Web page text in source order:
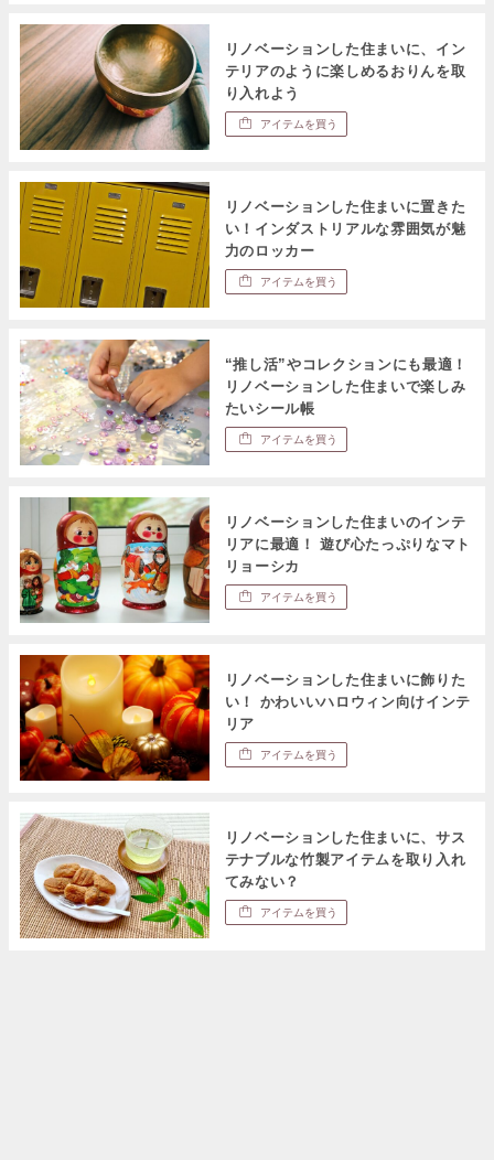
リノベーションした住まいに、イン
テリアのように楽しめるおりんを取
り入れよう
アイテムを買う
リノベーションした住まいに置きた
い！インダストリアルな雰囲気が魅
力のロッカー
アイテムを買う
“推し活”やコレクションにも最適！
リノベーションした住まいで楽しみ
たいシール帳
アイテムを買う
リノベーションした住まいのインテ
リアに最適！ 遊び心たっぷりなマト
リョーシカ
アイテムを買う
リノベーションした住まいに飾りた
い！ かわいいハロウィン向けインテ
リア
アイテムを買う
リノベーションした住まいに、サス
テナブルな竹製アイテムを取り入れ
てみない？
アイテムを買う